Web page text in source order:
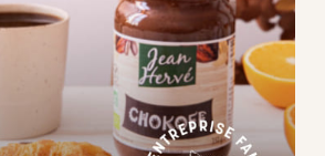
Pâte
d'amande
Pâtes à
tartiner